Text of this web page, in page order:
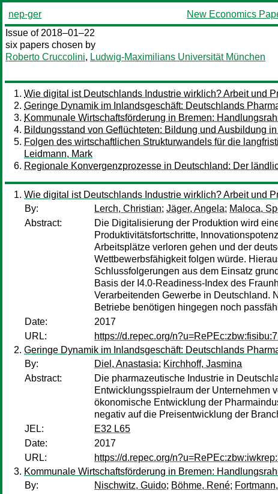
nep-ger New Economics
Issue of 2018–01–22
six papers chosen by
Roberto Cruccolini, Ludwig-Maximilians Universität München
Wie digital ist Deutschlands Industrie wirklich? Arbeit und
Geringe Dynamik im Inlandsgeschäft: Deutschlands
Kommunale Wirtschaftsförderung in Bremen:
Bildungsstand von Geflüchteten: Bildung und Ausbildung
Folgen des wirtschaftlichen Strukturwandels für die
Leidmann, Mark
Regionale Konvergenzprozesse in Deutschland: Der
Wie digital ist Deutschlands Industrie wirklich? Arbeit und
By:
Lerch, Christian; Jäger, Angela; Maloca,
Abstract:
Die Digitalisierung der Produktion wird
Produktivitätsfortschritte,
Arbeitsplätze verloren gehen und der
Wettbewerbsfähigkeit folgen würde.
Schlussfolgerungen aus dem Einsatz
Basis der I4.0-Readiness-Index des
Verarbeitenden Gewerbe in Deutschland.
Betriebe benötigen hingegen noch
Date:
2017
URL:
https://d.repec.org/
Geringe Dynamik im Inlandsgeschäft: Deutschlands
By:
Diel, Anastasia; Kirchhoff, Jasmina
Abstract:
Die pharmazeutische Industrie in
Entwicklungsspielraum der Unternehmen
ökonomische Entwicklung der
negativ auf die Preisentwicklung der
JEL:
E32 L65
Date:
2017
URL:
https://d.repec.org/
Kommunale Wirtschaftsförderung in Bremen:
By:
Nischwitz, Guido; Böhme, René;